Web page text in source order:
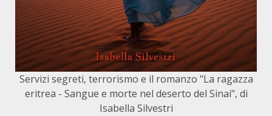
Servizi segreti, terrorismo e il romanzo "La ragazza
eritrea - Sangue e morte nel deserto del Sinai", di
Isabella Silvestri